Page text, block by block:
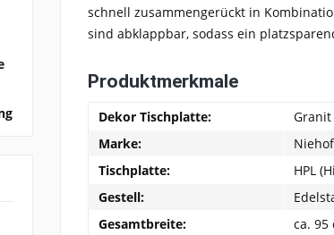
schnell zusammengerückt in
sind abklappbar, sodass ein
Produktmerkmale
Dekor Tischplatte:
Granit
Marke:
Tischplatte:
HPL
Gestell:
Gesamtbreite:
ca. 95